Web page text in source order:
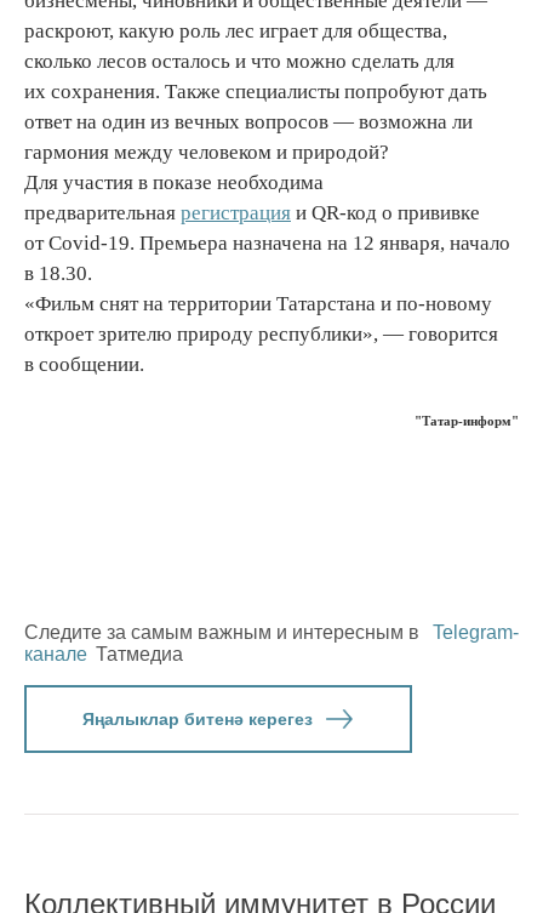
раскроют, какую роль лес играет для общества,
сколько лесов осталось и что можно сделать для
их сохранения. Также специалисты попробуют дать
ответ на один из вечных вопросов — возможна ли
гармония между человеком и природой?
Для участия в показе необходима
предварительная регистрация и QR-код о прививке
от Covid-19. Премьера назначена на 12 января, начало
в 18.30.
«Фильм снят на территории Татарстана и по-новому
откроет зрителю природу республики», — говорится
в сообщении.
"Татар-информ"
Следите за самым важным и интересным в
Telegram-
канале Татмедиа
Яңалыклар битенә керегез
Коллективный иммунитет в России